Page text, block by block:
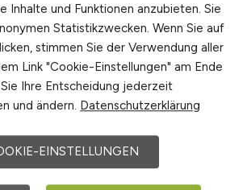
1
Inhalte und Funktionen anzubieten. Sie
Statistikzwecken. Wenn Sie auf
stimmen Sie der Verwendung aller
Link "Cookie-Einstellungen" am Ende
Ihre Entscheidung jederzeit
und ändern. Datenschutzerklärung
EINSTELLUNGEN